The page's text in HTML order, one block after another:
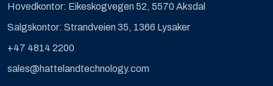
Hovedkontor: Eikeskogvegen 52, 5570 Aksdal
Salgskontor: Strandveien 35, 1366 Lysaker
+47 4814 2200
sales@hattelandtechnology.com